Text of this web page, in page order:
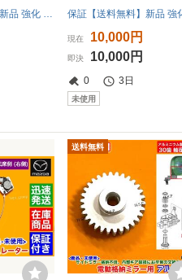
即納【送料無料】新品 強化 イグニッションコイル 3本【AZワゴン MD22S MJ21S MJ22S MJ23S】K6A 1A12-18-100 1A07-18-100A ターボ NA 交換
現在 10,000円
即決 10,000円
0 3日
未使用
送料無料